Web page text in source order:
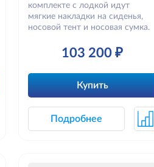
комплекте с лодкой идут
мягкие накладки на сиденья,
носовой тент и носовая сумка.
103 200 ₽
Купить
Подробнее